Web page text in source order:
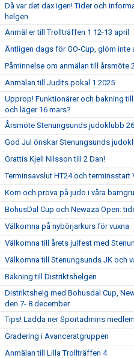
Då var det dax igen! Tider och
helgen
Anmäl er till Trollträffen 1 12-13 april
Äntligen dags för GO-Cup, glöm inte
Påminnelse om anmälan till årsmöte
Anmälan till Judits pokal 1 2025
Upprop! Funktionärer och bakning till
och läger 16 mars?
Årsmöte Stenungsunds judoklubb
God Jul önskar Stenungsunds
Grattis Kjell Nilsson till 2 Dan!
Terminsavslut HT24 och terminsstart
Kom och prova på judo i våra
BohusDal Cup och Newaza Open:
Välkomna på nybörjarkurs för vuxna
Välkomna till årets julfest med
Välkomna till Stenungsunds JK och
Bakning till Distriktshelgen
Distriktshelg med Bohusdal Cup,
den 7- 8 december
Tips! Ladda ner Sportadmins
Gradering i Avanceratgruppen
Anmälan till Lilla Trollträffen 4